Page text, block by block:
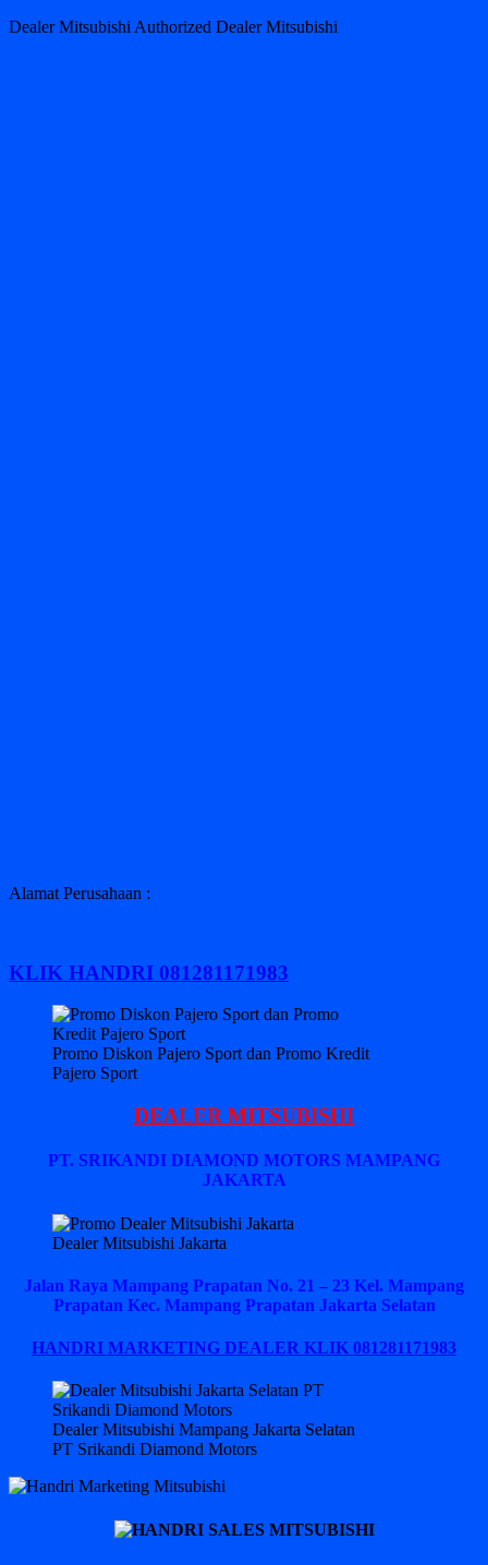
Dealer Mitsubishi Authorized Dealer Mitsubishi
Alamat Perusahaan :
KLIK HANDRI 081281171983
Promo Diskon Pajero Sport dan Promo Kredit
Pajero Sport
DEALER MITSUBISHI
PT. SRIKANDI DIAMOND MOTORS MAMPANG
JAKARTA
Dealer Mitsubishi Jakarta
Jalan Raya Mampang Prapatan No. 21 – 23 Kel. Mampang
Prapatan Kec. Mampang Prapatan Jakarta Selatan
HANDRI MARKETING DEALER KLIK 081281171983
Dealer Mitsubishi Mampang Jakarta Selatan
PT Srikandi Diamond Motors